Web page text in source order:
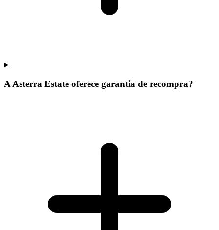
A Asterra Estate oferece garantia de recompra?